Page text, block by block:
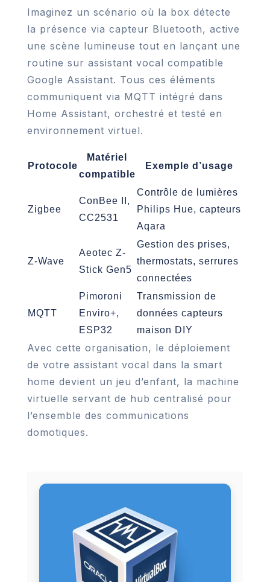
Imaginez un scénario où la box détecte
la présence via capteur Bluetooth, active
une scène lumineuse tout en lançant une
routine sur assistant vocal compatible
Google Assistant. Tous ces éléments
communiquent via MQTT intégré dans
Home Assistant, orchestré et testé en
environnement virtuel.
Protocole
Matériel
compatible
Exemple d’usage
Zigbee
ConBee II,
CC2531
Contrôle de lumières
Philips Hue, capteurs
Aqara
Z-Wave
Aeotec Z-
Stick Gen5
Gestion des prises,
thermostats, serrures
connectées
MQTT
Pimoroni
Enviro+,
ESP32
Transmission de
données capteurs
maison DIY
Avec cette organisation, le déploiement
de votre assistant vocal dans la smart
home devient un jeu d’enfant, la machine
virtuelle servant de hub centralisé pour
l’ensemble des communications
domotiques.